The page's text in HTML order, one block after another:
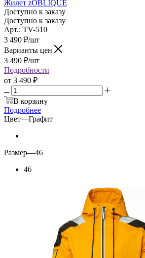
Жилет zOBLIQUE
Доступно к заказу
Доступно к заказу
Арт.: TV-510
3 490 ₽/шт
Варианты цен
3 490 ₽/шт
Подробности
от 3 490 ₽
В корзину
Подробнее
Цвет—Графит
Размер—46
46